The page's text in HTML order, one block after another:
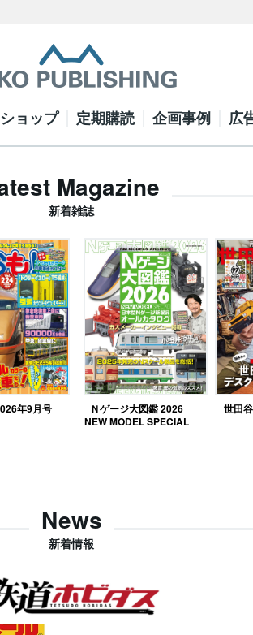
ョップ 定期購読 企画事例 広
Magazine
新着雑誌
年9月号
Ｎゲージ大図鑑 2026
NEW MODEL SPECIAL
世田
News
新着情報